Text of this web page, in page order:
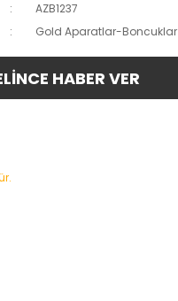
AZB1237
Gold Aparatlar-Boncuklar
HABER VER